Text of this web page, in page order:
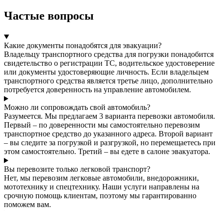
Частые вопросы
Какие документы понадобятся для эвакуации?
Владельцу транспортного средства для погрузки понадобится
свидетельство о регистрации ТС, водительское удостоверение
или документы удостоверяющие личность. Если владельцем
транспортного средства является третье лицо, дополнительно
потребуется доверенность на управление автомобилем.
Можно ли сопровождать свой автомобиль?
Разумеется. Мы предлагаем 3 варианта перевозки автомобиля.
Первый – по доверенности мы самостоятельно перевозим
транспортное средство до указанного адреса. Второй вариант
– вы следите за погрузкой и разгрузкой, но перемещаетесь при
этом самостоятельно. Третий – вы едете в салоне эвакуатора.
Вы перевозите только легковой транспорт?
Нет, мы перевозим легковые автомобили, внедорожники,
мототехнику и спецтехнику. Наши услуги направлены на
срочную помощь клиентам, поэтому мы гарантированно
поможем вам.